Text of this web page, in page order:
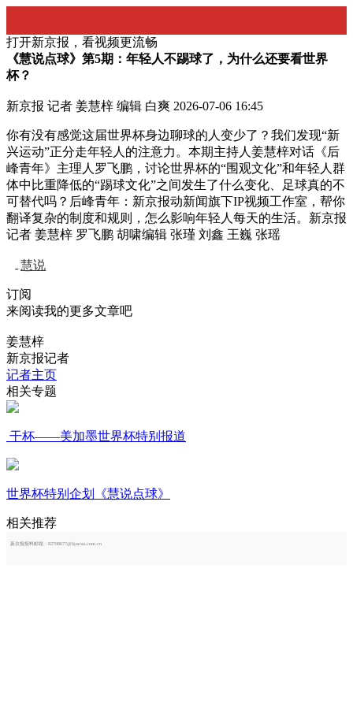
打开新京报，看视频更流畅
《慧说点球》第5期：年轻人不踢球了，为什么还要看世界
杯？
新京报 记者 姜慧梓 编辑 白爽 2026-07-06 16:45
你有没有感觉这届世界杯身边聊球的人变少了？我们发现“新
兴运动”正分走年轻人的注意力。本期主持人姜慧梓对话《后
峰青年》主理人罗飞鹏，讨论世界杯的“围观文化”和年轻人群
体中比重降低的“踢球文化”之间发生了什么变化、足球真的不
可替代吗？后峰青年：新京报动新闻旗下IP视频工作室，帮你
翻译复杂的制度和规则，怎么影响年轻人每天的生活。新京报
记者 姜慧梓 罗飞鹏 胡啸编辑 张瑾 刘鑫 王巍 张瑶
慧说
订阅
来阅读我的更多文章吧
姜慧梓
新京报记者
记者主页
相关专题
干杯——美加墨世界杯特别报道
世界杯特别企划《慧说点球》
相关推荐
新京报报料邮箱：82708677@bjnews.com.cn